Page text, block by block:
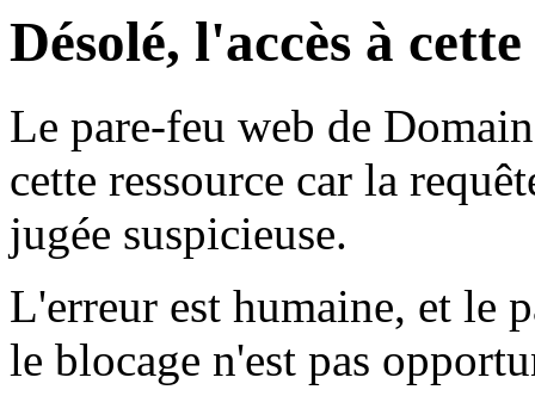
Désolé, l'accès à
Le pare-feu web de
cette ressource car la
jugée suspicieuse.
L'erreur est humaine, et le
le blocage n'est pas